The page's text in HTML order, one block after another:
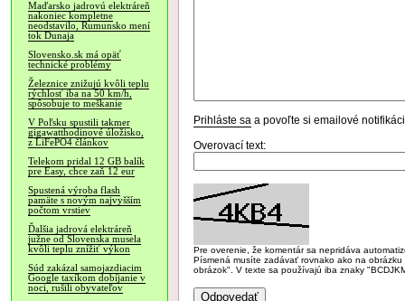
Maďarsko jadrovú elektráreň
nakoniec kompletne
neodstavilo, Rumunsko mení
tok Dunaja
Slovensko.sk má opäť
technické problémy
Železnice znižujú kvôli teplu
rýchlosť iba na 50 km/h,
spôsobuje to meškanie
V Poľsku spustili takmer
gigawatthodinové úložisko,
z LiFePO4 článkov
Telekom pridal 12 GB balík
pre Easy, chce zaň 12 eur
Spustená výroba flash
pamäte s novým najvyšším
počtom vrstiev
Ďalšia jadrová elektráreň
južne od Slovenska musela
kvôli teplu znížiť výkon
Súd zakázal samojazdiacim
Google taxíkom dobíjanie v
noci, rušili obyvateľov
Prihláste sa a povoľte si emailové
Overovací text:
Pre overenie, že komentár sa nepridáva
Písmená musíte zadávať rovnako ako na
obrázok". V texte sa používajú iba znaky